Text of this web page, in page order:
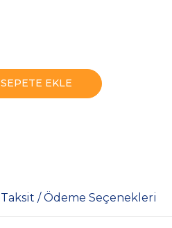
SEPETE EKLE
Taksit / Ödeme Seçenekleri